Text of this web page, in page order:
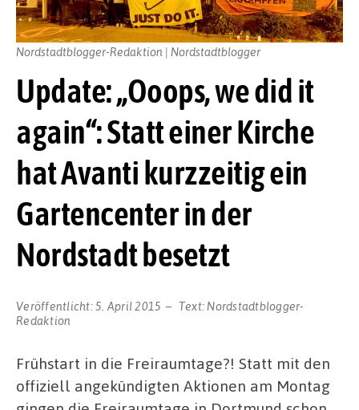
Update: „Ooops, we did it
again“: Statt einer Kirche
hat Avanti kurzzeitig ein
Gartencenter in der
Nordstadt besetzt
Veröffentlicht:5. April 2015 Text: Nordstadtblogger-
Redaktion
Nordstadtblogger-Redaktion | Nordstadtblogger
Frühstart in die Freiraumtage?! Statt mit den
offiziell angekündigten Aktionen am Montag